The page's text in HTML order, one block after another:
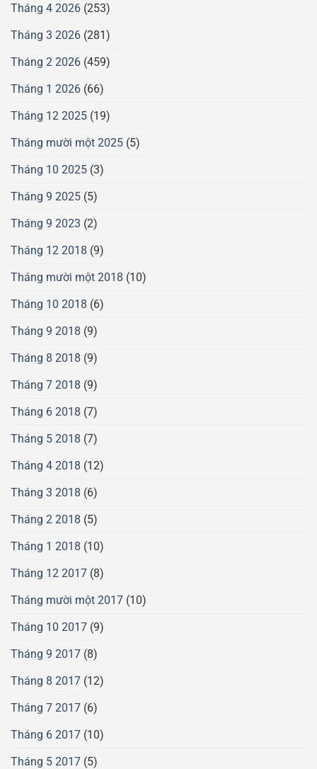
Tháng 4 2026 (253)
Tháng 3 2026 (281)
Tháng 2 2026 (459)
Tháng 1 2026 (66)
Tháng 12 2025 (19)
Tháng mười một 2025 (5)
Tháng 10 2025 (3)
Tháng 9 2025 (5)
Tháng 9 2023 (2)
Tháng 12 2018 (9)
Tháng mười một 2018 (10)
Tháng 10 2018 (6)
Tháng 9 2018 (9)
Tháng 8 2018 (9)
Tháng 7 2018 (9)
Tháng 6 2018 (7)
Tháng 5 2018 (7)
Tháng 4 2018 (12)
Tháng 3 2018 (6)
Tháng 2 2018 (5)
Tháng 1 2018 (10)
Tháng 12 2017 (8)
Tháng mười một 2017 (10)
Tháng 10 2017 (9)
Tháng 9 2017 (8)
Tháng 8 2017 (12)
Tháng 7 2017 (6)
Tháng 6 2017 (10)
Tháng 5 2017 (5)